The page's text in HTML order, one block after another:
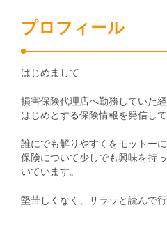
プロフィール
はじめまして
損害保険代理店へ勤務していた
はじめとする保険情報を発信して
誰にでも解りやすくをモットー
保険について少しでも興味を持
いています。
堅苦しくなく、サラッと読んで